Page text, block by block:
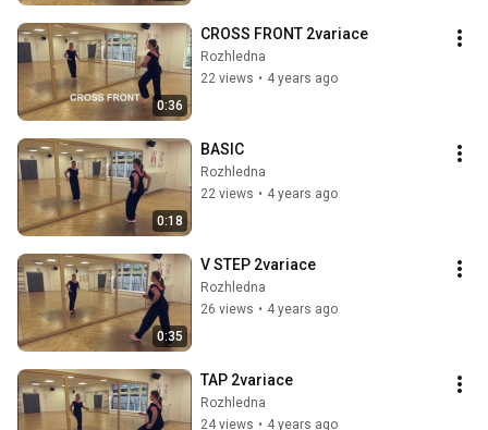
0:36
CROSS FRONT 2variace
Rozhledna
22 views • 4 years ago
0:18
BASIC
Rozhledna
22 views • 4 years ago
0:35
V STEP 2variace
Rozhledna
26 views • 4 years ago
TAP 2variace
Rozhledna
24 views • 4 years ago